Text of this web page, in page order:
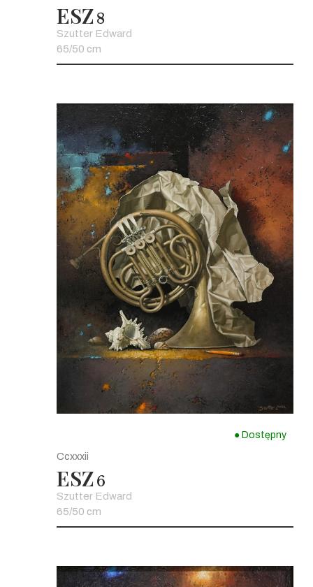
ESZ 8
Szutter Edward
65/50 cm
● Dostępny
Ccxxxii
ESZ 6
Szutter Edward
65/50 cm